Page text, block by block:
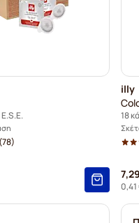
(78)
illy
18
0,41